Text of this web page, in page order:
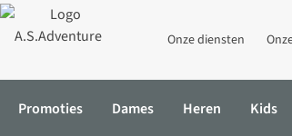
Onze diensten
Promoties Dames Heren Kids